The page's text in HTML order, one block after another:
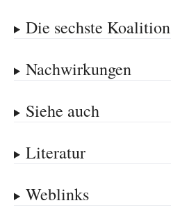
Die sechste Koalition
Nachwirkungen
Siehe auch
Literatur
Weblinks